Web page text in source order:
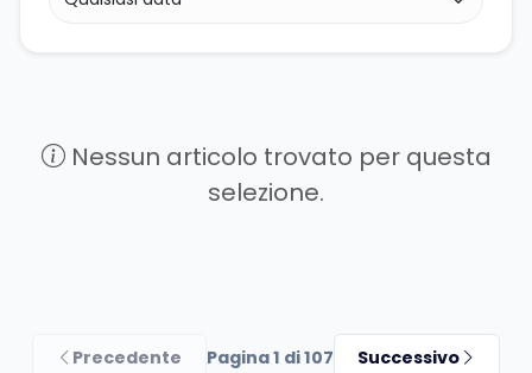
Nessun articolo trovato per questa
selezione.
Precedente Pagina 1 di 107 Successivo